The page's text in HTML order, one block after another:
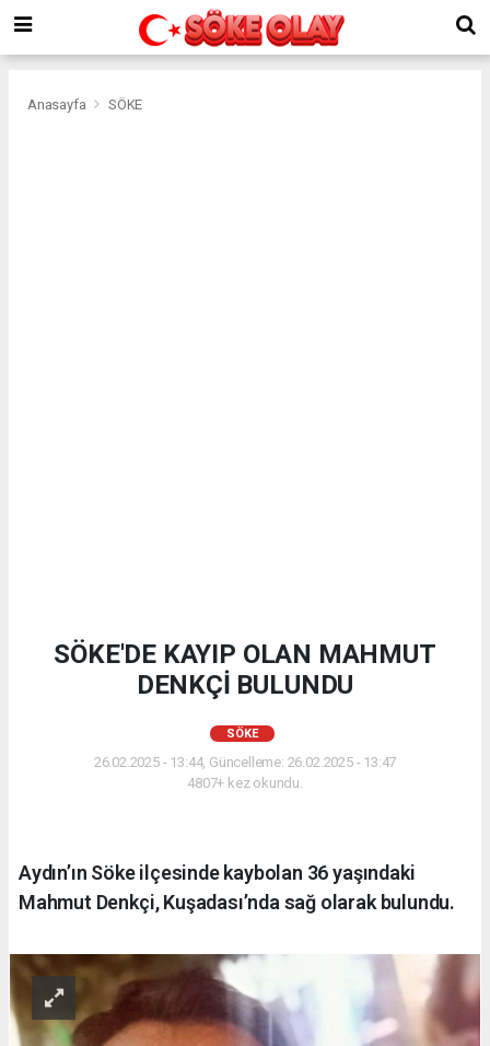
Anasayfa SÖKE
SÖKE'DE KAYIP OLAN MAHMUT
DENKÇİ BULUNDU
SÖKE
26.02.2025 - 13:44, Güncelleme: 26.02.2025 - 13:47
4807+ kez okundu.
Aydın’ın Söke ilçesinde kaybolan 36 yaşındaki
Mahmut Denkçi, Kuşadası’nda sağ olarak bulundu.